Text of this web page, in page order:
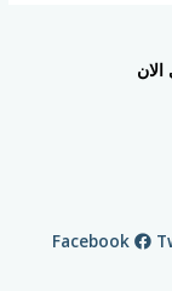
Facebook